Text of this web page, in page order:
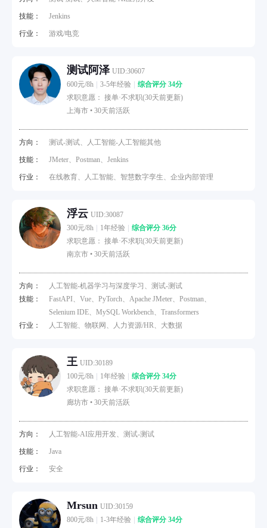
技能： Jenkins
行业： 游戏/电竞
测试阿泽 UID:30607
600元/8h
3-5年经验
综合评分 34分
求职意愿： 接单·不求职(30天前更新)
上海市 • 30天前活跃
方向： 测试-测试、人工智能-人工智能其他
技能： JMeter、Postman、Jenkins
行业： 在线教育、人工智能、智慧数字孪生、企业内部管理
浮云 UID:30087
300元/8h
1年经验
综合评分 36分
求职意愿： 接单·不求职(30天前更新)
南京市 • 30天前活跃
方向：
人工智能-机器学习与深度学习、测试-测试
技能：
FastAPI、Vue、PyTorch、Apache JMeter、Postman、
Selenium IDE、MySQL Workbench、Transformers
行业：
人工智能、物联网、人力资源/HR、大数据
王 UID:30189
100元/8h
1年经验
综合评分 34分
求职意愿： 接单·不求职(30天前更新)
廊坊市 • 30天前活跃
方向： 人工智能-AI应用开发、测试-测试
技能： Java
行业： 安全
Mrsun UID:30159
800元/8h
1-3年经验
综合评分 34分